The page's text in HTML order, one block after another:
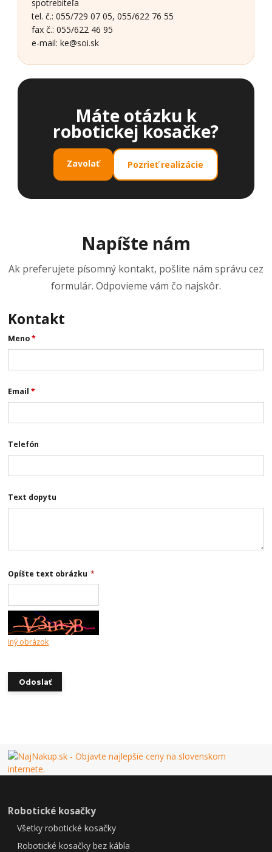
spotrebiteľa
tel. č.: 055/729 07 05, 055/622 76 55
fax č.: 055/622 46 95
e-mail: ke@soi.sk
Máte otázku k
robotickej kosačke?
Zavolať Pozrieť realizácie
Napíšte nám
Ak preferujete písomný kontakt, pošlite nám správu cez
formulár. Odpovieme vám čo najskôr.
Kontakt
Meno*
Email*
Telefón
Text dopytu
Opíšte text obrázku *
iný obrázok
Robotické kosačky
Všetky robotické kosačky
Robotické kosačky bez kábla